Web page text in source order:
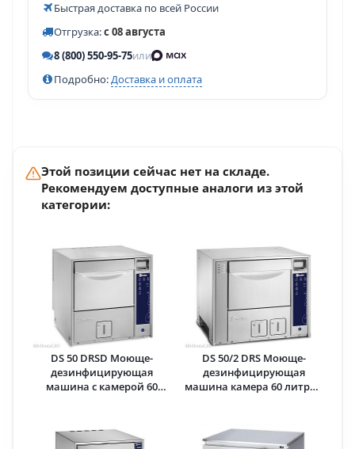
Быстрая доставка по всей России
Отгрузка:с 08 августа
8 (800) 550-95-75или
Подробно:Доставка и оплата
Этой позиции сейчас нет на складе.
Рекомендуем доступные аналоги из этой
категории:
DS 50 DRSD Моюще-
дезинфицирующая
машина с камерой 60
DS 50/2 DRS Моюще-
дезинфицирующая
машина камера 60 литров